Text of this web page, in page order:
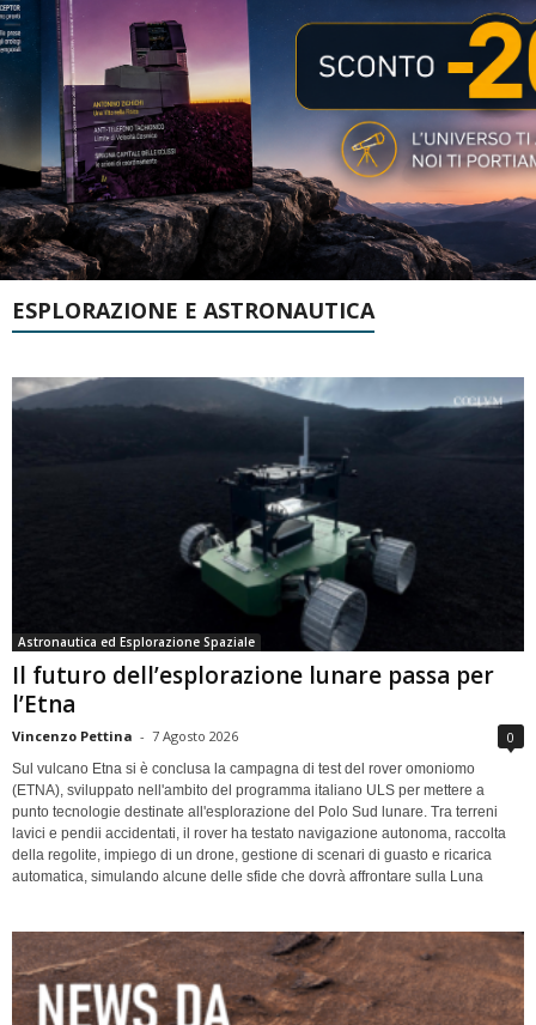
ESPLORAZIONE E ASTRONAUTICA
Astronautica ed Esplorazione Spaziale
Il futuro dell’esplorazione lunare passa per
l’Etna
Vincenzo Pettina - 7 Agosto 2026 0
Sul vulcano Etna si è conclusa la campagna di test del rover omoniomo
(ETNA), sviluppato nell'ambito del programma italiano ULS per mettere a
punto tecnologie destinate all'esplorazione del Polo Sud lunare. Tra terreni
lavici e pendii accidentati, il rover ha testato navigazione autonoma, raccolta
della regolite, impiego di un drone, gestione di scenari di guasto e ricarica
automatica, simulando alcune delle sfide che dovrà affrontare sulla Luna